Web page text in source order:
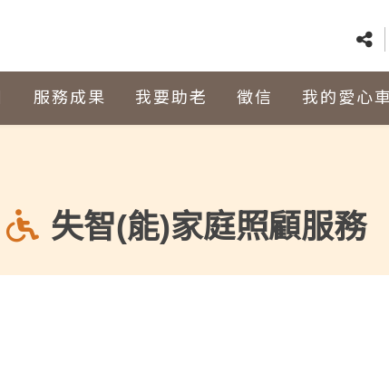
服務成果 我要助老 徵信 我的愛心
失智(能)家庭照顧服務